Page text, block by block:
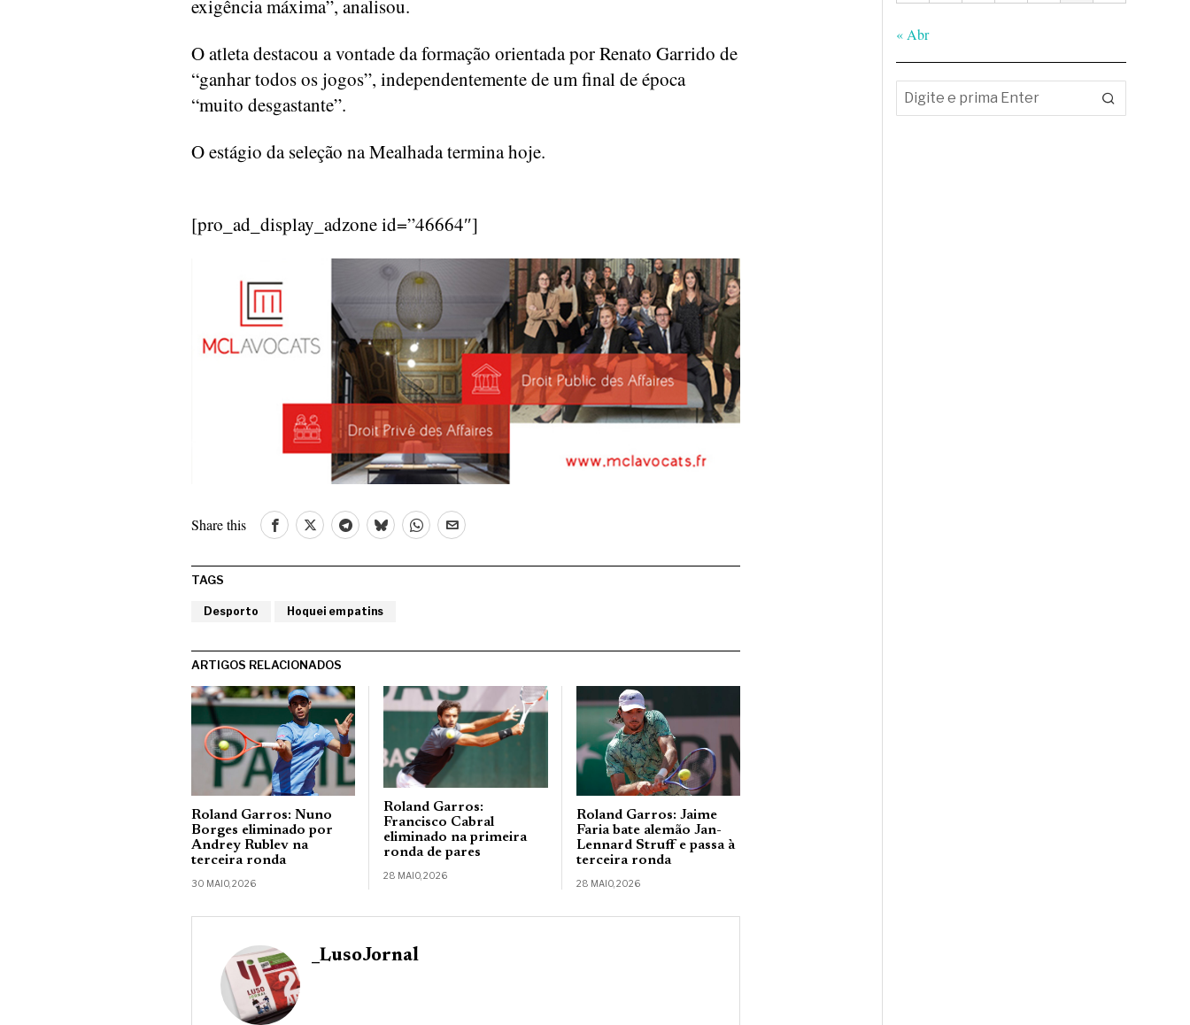
exigência máxima”, analisou.
O atleta destacou a vontade da formação orientada por Renato Garrido de
“ganhar todos os jogos”, independentemente de um final de época
“muito desgastante”.
O estágio da seleção na Mealhada termina hoje.
[pro_ad_display_adzone id=”46664″]
Share this
TAGS
Desporto Hoquei em patins
ARTIGOS RELACIONADOS
Roland Garros: Nuno
Borges eliminado por
Andrey Rublev na
terceira ronda
30 MAIO, 2026
Roland Garros:
Francisco Cabral
eliminado na primeira
ronda de pares
28 MAIO, 2026
Roland Garros: Jaime
Faria bate alemão Jan-
Lennard Struff e passa à
terceira ronda
28 MAIO, 2026
_LusoJornal
« Abr